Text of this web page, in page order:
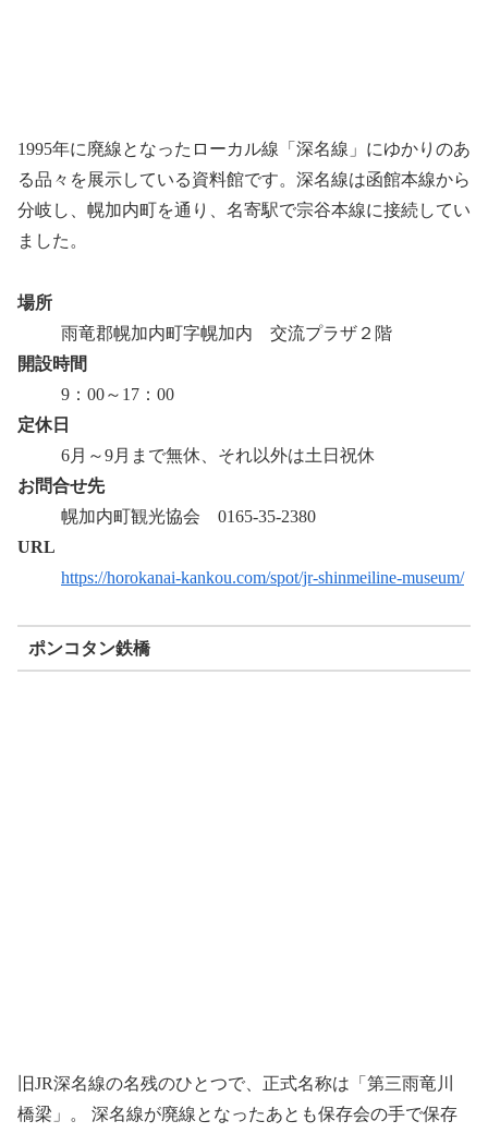
1995年に廃線となったローカル線「深名線」にゆかりのあ
る品々を展示している資料館です。深名線は函館本線から
分岐し、幌加内町を通り、名寄駅で宗谷本線に接続してい
ました。
場所
雨竜郡幌加内町字幌加内 交流プラザ２階
開設時間
9：00～17：00
定休日
6月～9月まで無休、それ以外は土日祝休
お問合せ先
幌加内町観光協会 0165-35-2380
URL
https://horokanai-kankou.com/spot/jr-shinmeiline-museum/
ポンコタン鉄橋
旧JR深名線の名残のひとつで、正式名称は「第三雨竜川
橋梁」。 深名線が廃線となったあとも保存会の手で保存